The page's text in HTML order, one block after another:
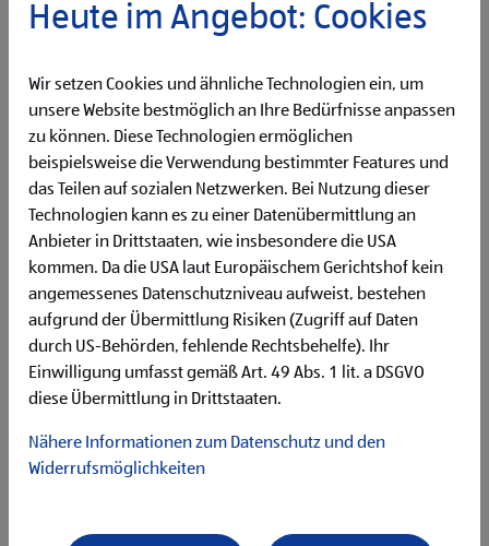
Präsentieren von Obst und Gemüse sowie Durchführen
von Qualitätskontrollen
Reinigen der Filiale
Betreuen der Pfandrückgabeautomaten
Qualifikationen, die ich mitbringe
Flexibilität für Früh- und Spätdienste (Montag bis
Samstag)
Begeisterung im Handel zu arbeiten und den
Unternehmenserfolg mitzugestalten
Freude an der Arbeit im Team für ein motiviertes
Miteinander
Bereitschaft zu körperlich anspruchsvollen Tätigkeiten
freundlich im Umgang mit Kund:innen für eine
angenehme Einkaufsatmosphäre
zuverlässige und organisierte Arbeitsweise zur
Angebote, die mich überzeugen
vielseitiges Tätigkeitsfeld
Heute im Angebot: Cookies
Wir setzen Cookies und ähnliche Technologien ein, um
unsere Website bestmöglich an Ihre Bedürfnisse anpassen
zu können. Diese Technologien ermöglichen
beispielsweise die Verwendung bestimmter Features und
das Teilen auf sozialen Netzwerken. Bei Nutzung dieser
Technologien kann es zu einer Datenübermittlung an
Anbieter in Drittstaaten, wie insbesondere die USA
kommen. Da die USA laut Europäischem Gerichtshof kein
angemessenes Datenschutzniveau aufweist, bestehen
aufgrund der Übermittlung Risiken (Zugriff auf Daten
durch US-Behörden, fehlende Rechtsbehelfe). Ihr
Einwilligung umfasst gemäß Art. 49 Abs. 1 lit. a DSGVO
diese Übermittlung in Drittstaaten.
Nähere Informationen zum Datenschutz und den
Widerrufsmöglichkeiten